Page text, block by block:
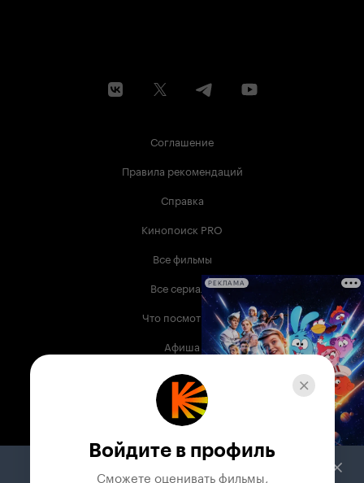
Соглашение
Правила рекомендаций
Справка
Кинопоиск PRO
Все фильмы
Все сериалы
Что посмотреть
Афиша
Музыка
Телепрограмма
Служба поддержки
РЕКЛАМА
Войдите в профиль
Сможете оценивать фильмы,